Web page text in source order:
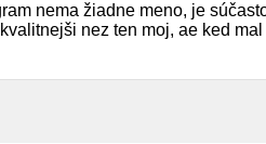
nema žiadne meno, je
nez ten moj, ae ked